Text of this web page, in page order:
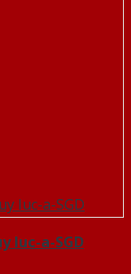
luc-a-SGD